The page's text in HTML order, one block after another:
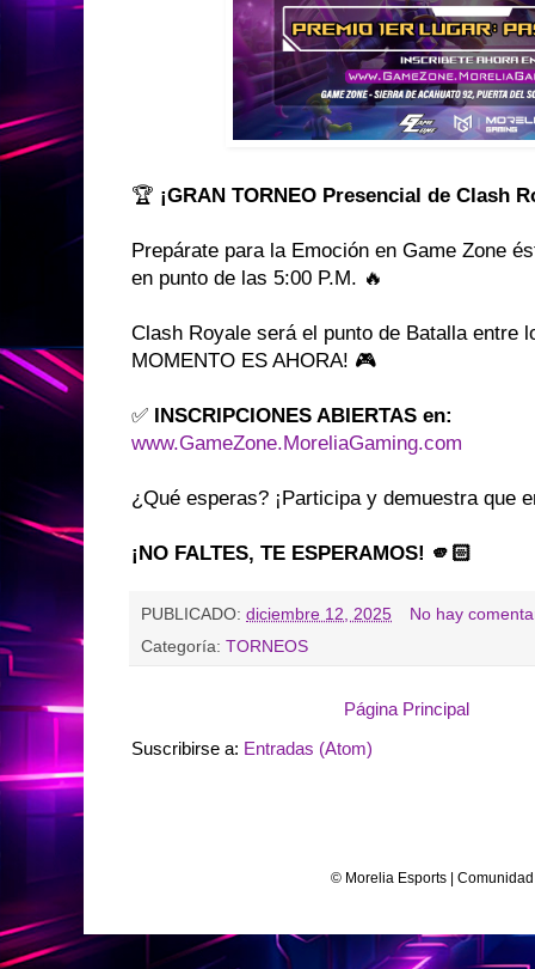
🏆 ¡GRAN TORNEO Presencial de Clash
Prepárate para la Emoción en Game Zone
en punto de las 5:00 P.M. 🔥
Clash Royale será el punto de Batalla entre
MOMENTO ES AHORA! 🎮
✅
INSCRIPCIONES ABIERTAS en:
www.GameZone.MoreliaGaming.com
¿Qué esperas? ¡Participa y demuestra que
¡NO FALTES, TE ESPERAMOS! 🫵🏻
PUBLICADO: diciembre 12, 2025
No hay
Categoría: TORNEOS
Página Principal
Suscribirse a: Entradas (Atom)
© Morelia Esports |